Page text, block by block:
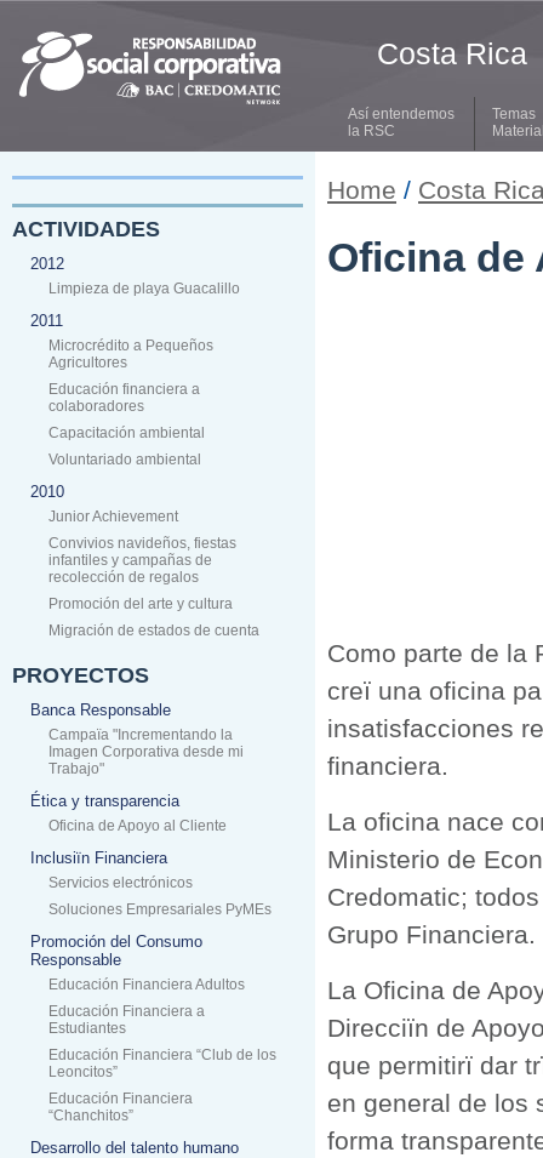
Así entendemos
la RSC
Temas
Costa Rica
ACTIVIDADES
2012
Limpieza de playa Guacalillo
2011
Microcrédito a Pequeños
Agricultores
Educación financiera a
colaboradores
Capacitación ambiental
Voluntariado ambiental
2010
Junior Achievement
Convivios navideños, fiestas
infantiles y campañas de
recolección de regalos
Promoción del arte y cultura
Migración de estados de cuenta
PROYECTOS
Banca Responsable
Campaïa "Incrementando la
Imagen Corporativa desde mi
Trabajo"
Ética y transparencia
Oficina de Apoyo al Cliente
Inclusiïn Financiera
Servicios electrónicos
Soluciones Empresariales PyMEs
Promoción del Consumo
Responsable
Educación Financiera Adultos
Educación Financiera a
Estudiantes
Educación Financiera “Club de los
Leoncitos”
Educación Financiera
“Chanchitos”
Desarrollo del talento humano
Home / Costa
Oficina de
Como parte de la
creï una oficina
insatisfacciones
financiera.
La oficina nace
Ministerio de
Credomatic;
Grupo Financiera.
La Oficina de
Direcciïn de
que permitirï dar
en general de los
forma